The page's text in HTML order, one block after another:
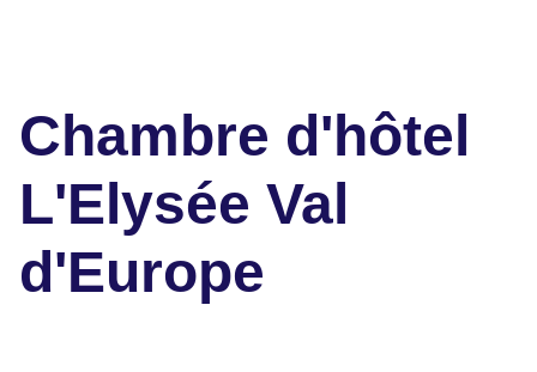
Chambre d'hôtel
L'Elysée Val
d'Europe